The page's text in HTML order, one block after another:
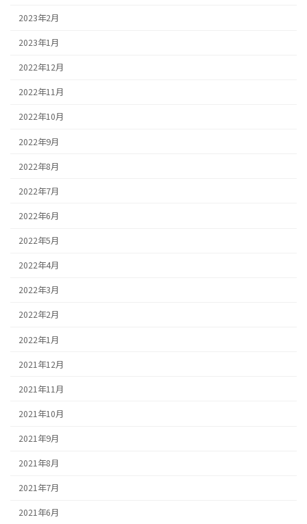
2023年2月
2023年1月
2022年12月
2022年11月
2022年10月
2022年9月
2022年8月
2022年7月
2022年6月
2022年5月
2022年4月
2022年3月
2022年2月
2022年1月
2021年12月
2021年11月
2021年10月
2021年9月
2021年8月
2021年7月
2021年6月